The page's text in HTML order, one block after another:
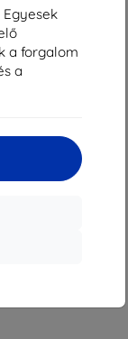
a forgalom
a